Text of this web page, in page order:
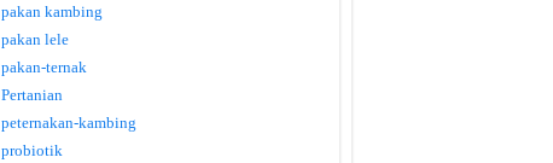
pakan kambing
pakan lele
pakan-ternak
Pertanian
peternakan-kambing
probiotik